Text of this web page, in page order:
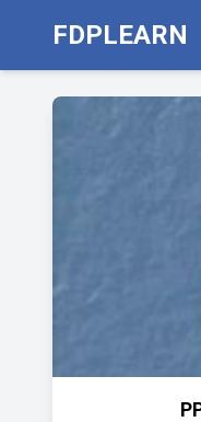
FDPLEARN